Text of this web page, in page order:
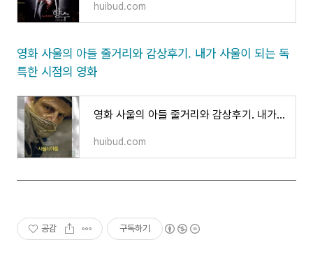
huibud.com
영화 사울의 아들 줄거리와 감상후기. 내가 사울이 되는 독
특한 시점의 영화
영화 사울의 아들 줄거리와 감상후기. 내가 사울이 되는 독특한 시점의 영화
huibud.com
공감 구독하기